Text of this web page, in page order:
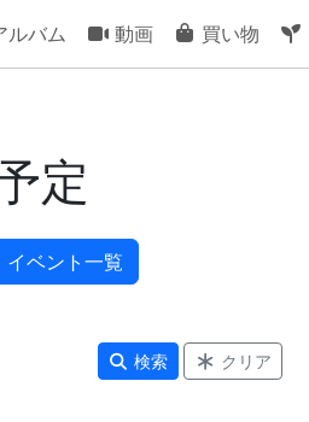
ルバム 動画 買い物
定
イベント一覧
検索 クリア